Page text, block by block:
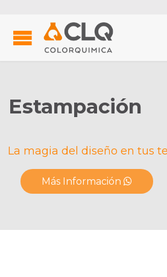
Estampación
La magia del diseño en tus
Más Información